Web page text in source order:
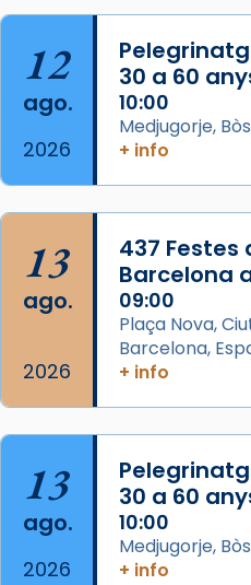
Acompanyant la
partir de l’Edat
que les santes Juliana
Semproniana
eterna”) són deixebles
frare Joan Gaspar
que les santes són
Mataró en
View on Facebook · Share
12
ago.
2026
30 a 60
10:00
Medjugorje,
+ info
13
ago.
2026
437 Festes
Barcelona
09:00
Plaça Nova,
Barcelona,
+ info
13
ago.
2026
30 a 60
10:00
Medjugorje,
+ info